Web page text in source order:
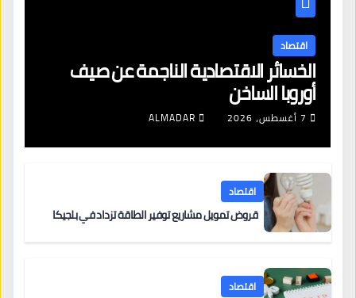
اقتصاد
الخسائر الاقتصادية الناجمة عن صيف
أوروبا الساخن
7 أغسطس، 2026 ALMADAR
اقتصاد
قروض تمويل مشاريع توفير الطاقة تزداد في بلجيكا
اقتصاد